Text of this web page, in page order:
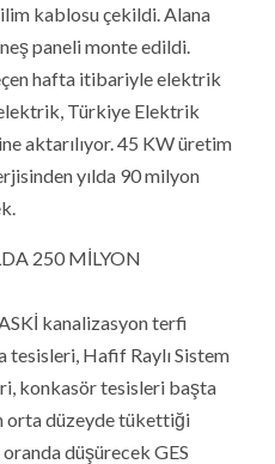
kablosu çekildi. Alana
paneli monte edildi.
hafta itibariyle elektrik
Türkiye Elektrik
aktarılıyor. 45 KW üretim
yılda 90 milyon
250 MİLYON
kanalizasyon terfi
tesisleri, Hafif Raylı Sistem
konkasör tesisleri başta
orta düzeyde tükettiği
düşürecek GES